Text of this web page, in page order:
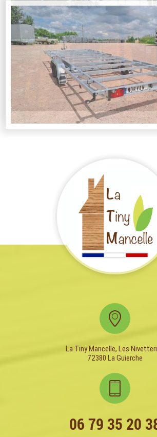
La Tiny Mancelle, Les
72380 La Guierche
06 79 35 20